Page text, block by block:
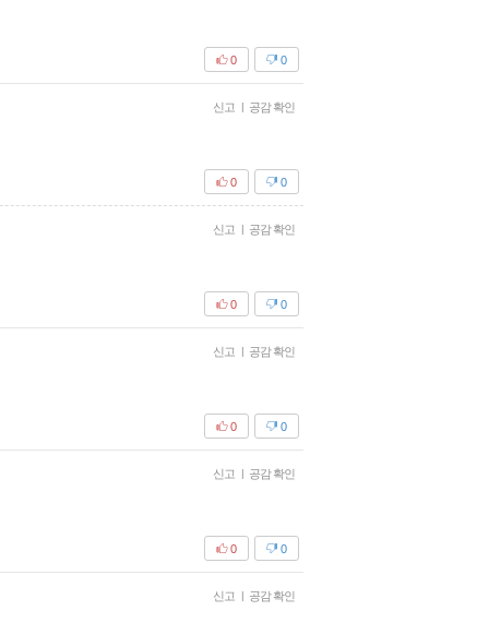
0
0
신고 | 공감 확인
0
0
신고 | 공감 확인
0
0
신고 | 공감 확인
0
0
신고 | 공감 확인
0
0
신고 | 공감 확인